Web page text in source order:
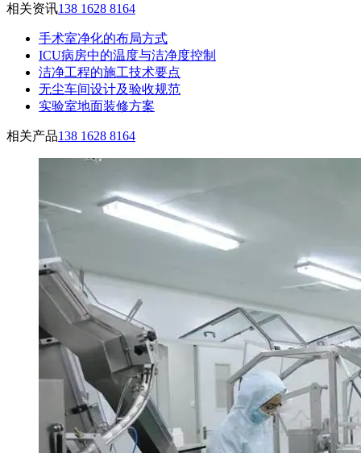
相关资讯138 1628 8164
手术室净化的布局方式
ICU病房中的温度与洁净度控制
洁净工程的施工技术要点
无尘车间设计及验收规范
实验室地面装修方案
相关产品138 1628 8164